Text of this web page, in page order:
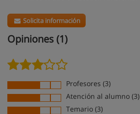
Solicita información
Opiniones (1)
Profesores (3)
Atención al alumno (3)
Temario (3)